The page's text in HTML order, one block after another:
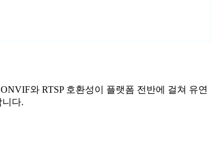
와 RTSP 호환성이 플랫폼 전반에 걸쳐 유연
다.